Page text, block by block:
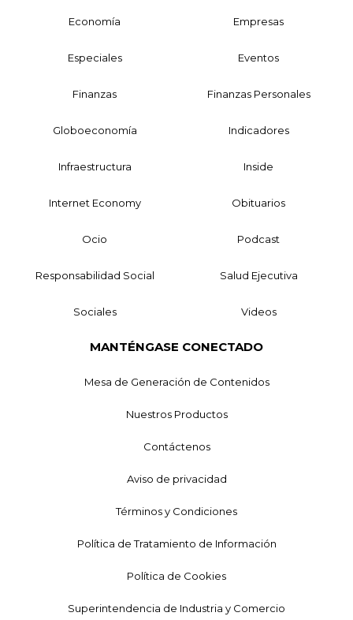
Economía Empresas
Especiales Eventos
Finanzas Finanzas Personales
Globoeconomía Indicadores
Infraestructura Inside
Internet Economy Obituarios
Ocio Podcast
Responsabilidad Social Salud Ejecutiva
Sociales Videos
MANTÉNGASE CONECTADO
Mesa de Generación de Contenidos
Nuestros Productos
Contáctenos
Aviso de privacidad
Términos y Condiciones
Política de Tratamiento de Información
Política de Cookies
Superintendencia de Industria y Comercio